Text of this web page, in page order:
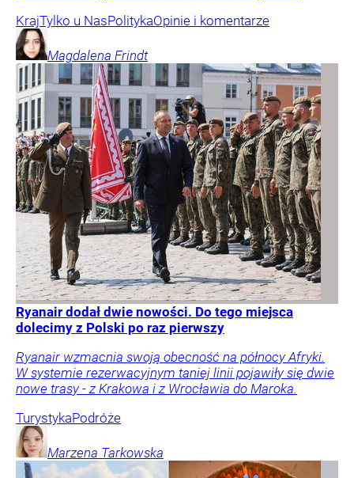
KrajTylko u NasPolitykaOpinie i komentarze
Magdalena Frindt
Ryanair dodał dwie nowości. Do tego miejsca
dolecimy z Polski po raz pierwszy
Ryanair wzmacnia swoją obecność na północy Afryki.
W systemie rezerwacyjnym taniej linii pojawiły się dwie
nowe trasy - z Krakowa i z Wrocławia do Maroka.
TurystykaPodróże
Marzena Tarkowska